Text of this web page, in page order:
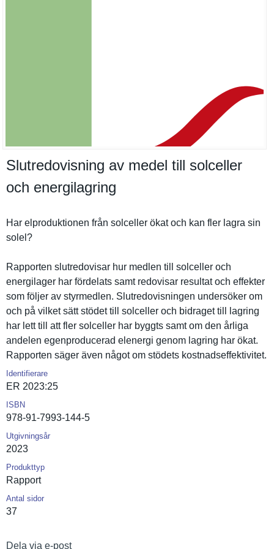
Slutredovisning av medel till solceller
och energilagring
Har elprodukti­onen från solceller ökat och kan fler lagra sin
solel?
Rapporten slutredovi­sar hur medlen till solceller och
energilage­r har fördelats samt redovisar resultat och effekter
som följer av styrmedlen. Slutredovi­sningen undersöker om
och på vilket sätt stödet till solceller och bidraget till lagring
har lett till att fler solceller har byggts samt om den årliga
andelen egenproduc­erad elenergi genom lagring har ökat.
Rapporten säger även något om stödets kostnadsef­fektivitet.
Identifierare
ER 2023:25
ISBN
978-91-7993-144-5
Utgivningsår
2023
Produkttyp
Rapport
Antal sidor
37
Dela via e-post